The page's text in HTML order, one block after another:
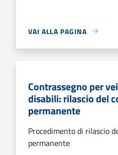
VAI ALLA PAGINA
Contrassegno per
disabili: rilascio del
permanente
Procedimento di rilascio
permanente